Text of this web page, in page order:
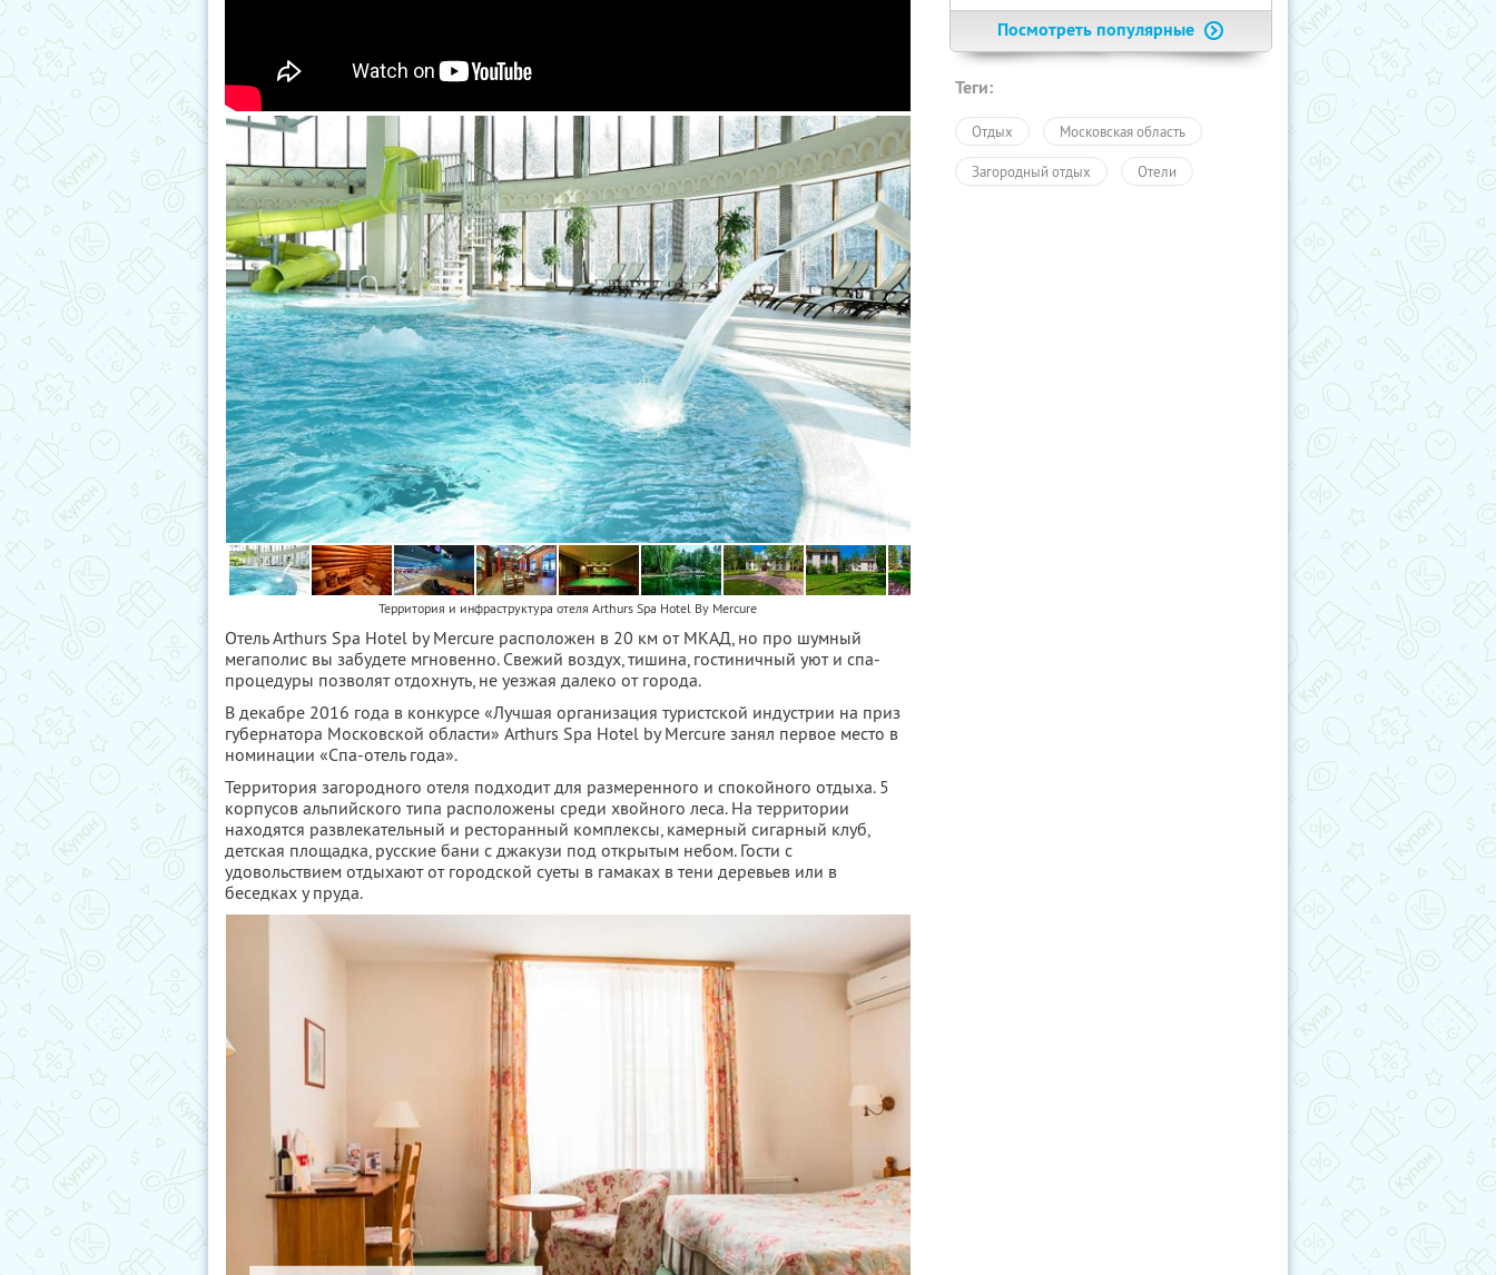
Территория и инфраструктура отеля Arthurs Spa Hotel By Mercure
Отель Arthurs Spa Hotel by Mercure расположен в 20 км от МКАД, но про шумный
мегаполис вы забудете мгновенно. Свежий воздух, тишина, гостиничный уют и спа-
процедуры позволят отдохнуть, не уезжая далеко от города.
В декабре 2016 года в конкурсе «Лучшая организация туристской индустрии на приз
губернатора Московской области» Arthurs Spa Hotel by Mercure занял первое место в
номинации «Спа-отель года».
Территория загородного отеля подходит для размеренного и спокойного отдыха. 5
корпусов альпийского типа расположены среди хвойного леса. На территории
находятся развлекательный и ресторанный комплексы, камерный сигарный клуб,
детская площадка, русские бани с джакузи под открытым небом. Гости с
удовольствием отдыхают от городской суеты в гамаках в тени деревьев или в
беседках у пруда.
Посмотреть популярные
Теги:
Отдых Московская область
Загородный отдых Отели